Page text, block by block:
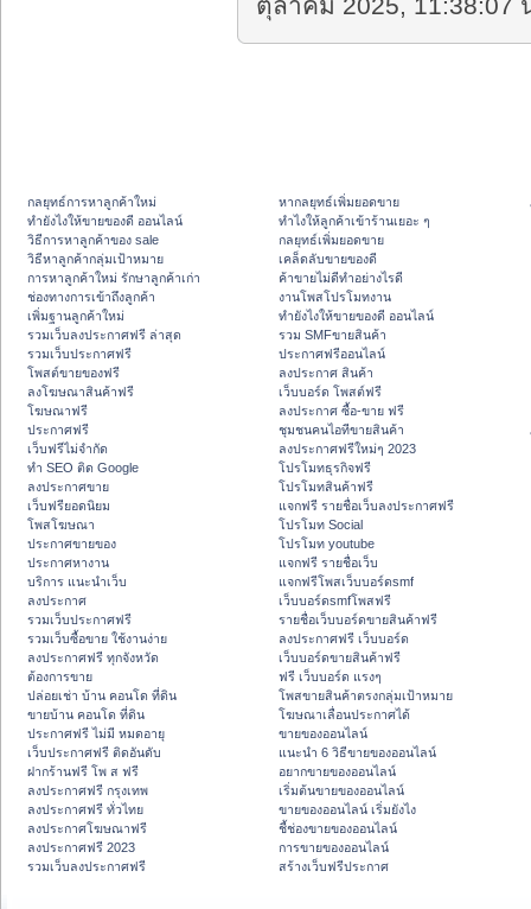
ตุลาคม 2025, 11:38:07
กลยุทธ์การหาลูกค้าใหม่
ทํายังไงให้ขายของดี ออนไลน์
วิธีการหาลูกค้าของ sale
วิธีหาลูกค้ากลุ่มเป้าหมาย
การหาลูกค้าใหม่ รักษาลูกค้าเก่า
ช่องทางการเข้าถึงลูกค้า
เพิ่มฐานลูกค้าใหม่
รวมเว็บลงประกาศฟรี ล่าสุด
รวมเว็บประกาศฟรี
โพสต์ขายของฟรี
ลงโฆษณาสินค้าฟรี
โฆษณาฟรี
ประกาศฟรี
เว็บฟรีไม่จำกัด
ทำ SEO ติด Google
ลงประกาศขาย
เว็บฟรียอดนิยม
โพสโฆษณา
ประกาศขายของ
ประกาศหางาน
บริการ แนะนำเว็บ
ลงประกาศ
รวมเว็บประกาศฟรี
รวมเว็บซื้อขาย ใช้งานง่าย
ลงประกาศฟรี ทุกจังหวัด
ต้องการขาย
ปล่อยเช่า บ้าน คอนโด ที่ดิน
ขายบ้าน คอนโด ที่ดิน
ประกาศฟรี ไม่มี หมดอายุ
เว็บประกาศฟรี ติดอันดับ
ฝากร้านฟรี โพ ส ฟรี
ลงประกาศฟรี กรุงเทพ
ลงประกาศฟรี ทั่วไทย
ลงประกาศโฆษณาฟรี
ลงประกาศฟรี 2023
รวมเว็บลงประกาศฟรี
หากลยุทธ์เพิ่มยอดขาย
ทําไงให้ลูกค้าเข้าร้านเยอะ ๆ
กลยุทธ์เพิ่มยอดขาย
เคล็ดลับขายของดี
ค้าขายไม่ดีทำอย่างไรดี
งานโพสโปรโมทงาน
ทํายังไงให้ขายของดี ออนไลน์
รวม SMFขายสินค้า
ประกาศฟรีออนไลน์
ลงประกาศ สินค้า
เว็บบอร์ด โพสต์ฟรี
ลงประกาศ ซื้อ-ขาย ฟรี
ชุมชนคนไอทีขายสินค้า
ลงประกาศฟรีใหม่ๆ 2023
โปรโมทธุรกิจฟรี
โปรโมทสินค้าฟรี
แจกฟรี รายชื่อเว็บลงประกาศฟรี
โปรโมท Social
โปรโมท youtube
แจกฟรี รายชื่อเว็บ
แจกฟรีโพสเว็บบอร์ดsmf
เว็บบอร์ดsmfโพสฟรี
รายชื่อเว็บบอร์ดขายสินค้าฟรี
ลงประกาศฟรี เว็บบอร์ด
เว็บบอร์ดขายสินค้าฟรี
ฟรี เว็บบอร์ด แรงๆ
โพสขายสินค้าตรงกลุ่มเป้าหมาย
โฆษณาเลื่อนประกาศได้
ขายของออนไลน์
แนะนำ 6 วิธีขายของออนไลน์
อยากขายของออนไลน์
เริ่มต้นขายของออนไลน์
ขายของออนไลน์ เริ่มยังไง
ชี้ช่องขายของออนไลน์
การขายของออนไลน์
สร้างเว็บฟรีประกาศ